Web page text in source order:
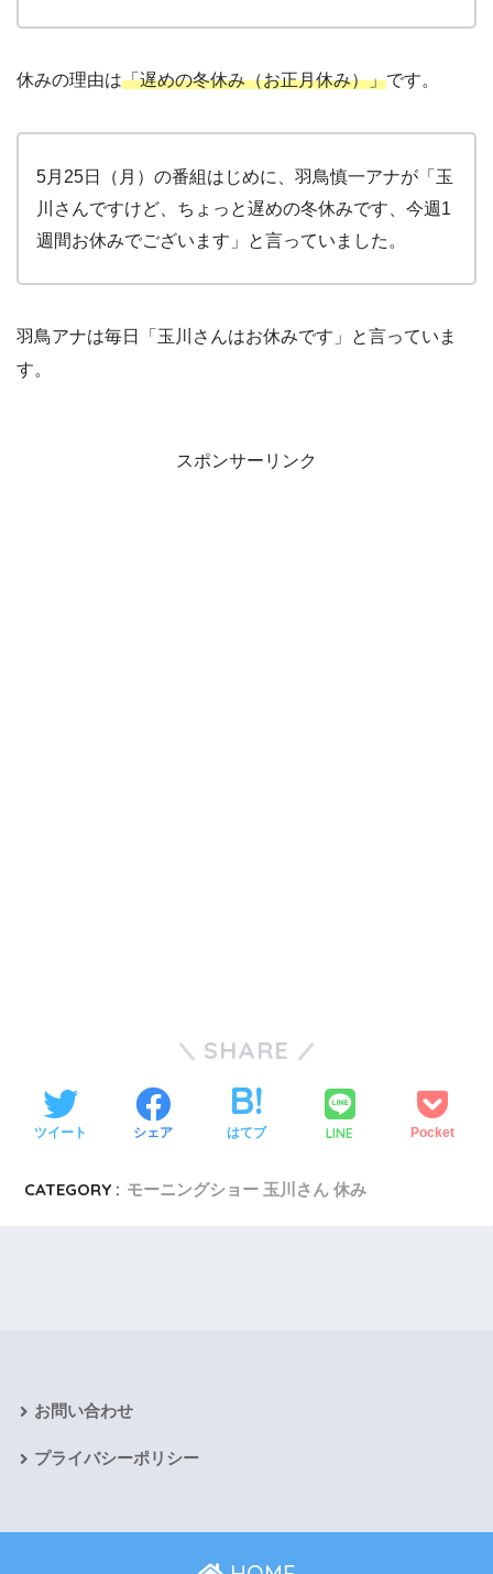
休みの理由は「遅めの冬休み（お正月休み）」です。
5月25日（月）の番組はじめに、羽鳥慎一アナが「玉
川さんですけど、ちょっと遅めの冬休みです、今週1
週間お休みでございます」と言っていました。
羽鳥アナは毎日「玉川さんはお休みです」と言っていま
す。
スポンサーリンク
SHARE
ツイート シェア はてブ LINE Pocket
CATEGORY : モーニングショー 玉川さん 休み
お問い合わせ
プライバシーポリシー